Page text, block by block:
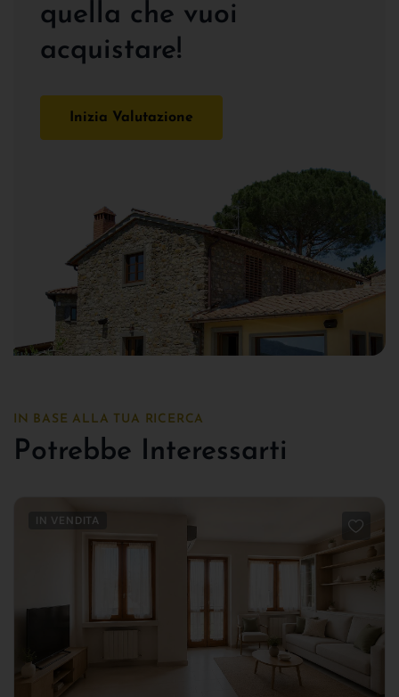
quella che vuoi
acquistare!
Inizia Valutazione
IN BASE ALLA TUA RICERCA
Potrebbe Interessarti
IN VENDITA